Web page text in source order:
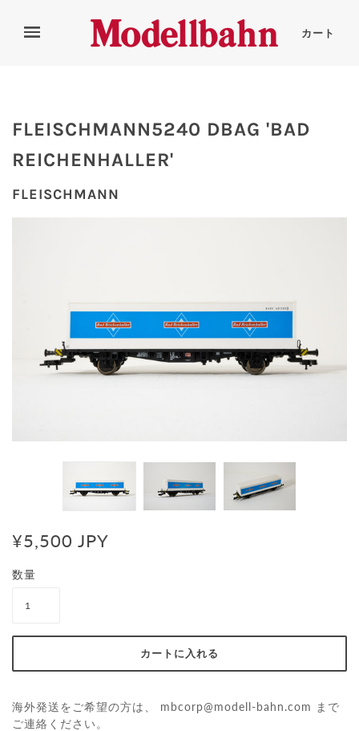
カート
FLEISCHMANN5240 DBAG 'BAD
REICHENHALLER'
FLEISCHMANN
¥5,500 JPY
数量
海外発送をご希望の方は、 mbcorp@modell-bahn.com
まで
ご連絡ください。